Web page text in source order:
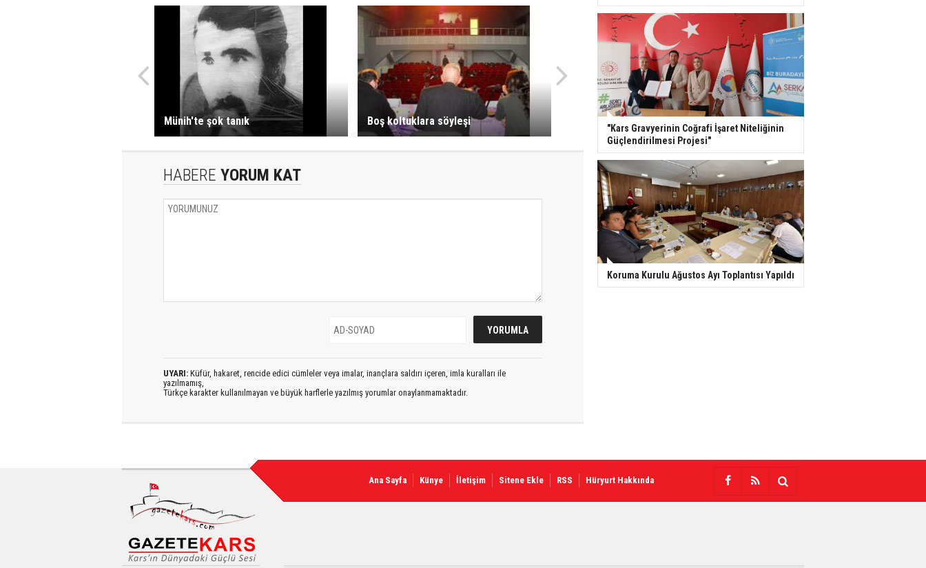
Münih'te şok tanık Boş koltuklara söyleşi
HABERE YORUM KAT
UYARI: Küfür, hakaret, rencide edici cümleler veya imalar, inançlara saldırı içeren, imla kuralları ile
yazılmamış,
Türkçe karakter kullanılmayan ve büyük harflerle yazılmış yorumlar onaylanmamaktadır.
"Kars Gravyerinin Coğrafi İşaret Niteliğinin
Güçlendirilmesi Projesi"
Koruma Kurulu Ağustos Ayı Toplantısı Yapıldı
Ana Sayfa Künye İletişim Sitene Ekle RSS Hüryurt Hakkında